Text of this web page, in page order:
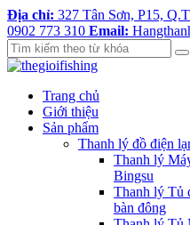
Địa chỉ: 327 Tân Sơn, P15,
0902 773 310 Email:
Trang chủ
Giới thiệu
Sản phẩm
Thanh lý đồ điện
Thanh lý
Bingsu
Thanh lý Tủ
bàn đông